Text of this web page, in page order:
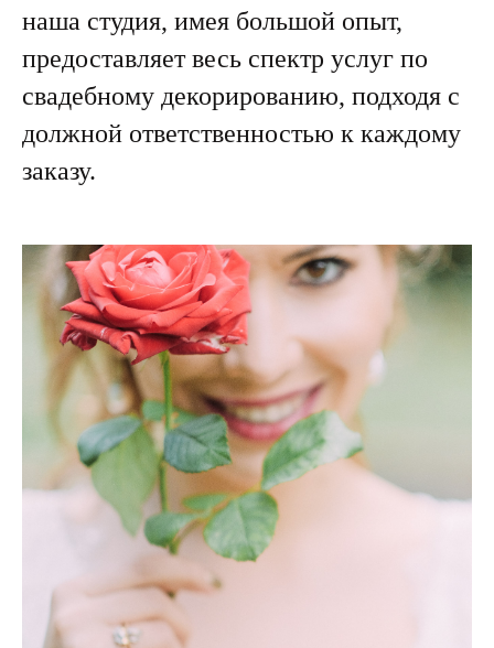
наша студия, имея большой опыт,
предоставляет весь спектр услуг по
свадебному декорированию, подходя с
должной ответственностью к каждому
заказу.